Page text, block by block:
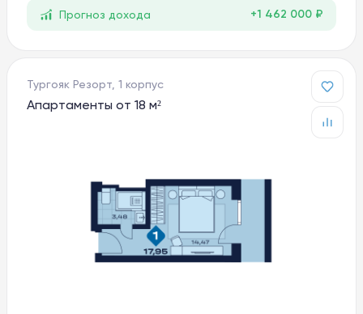
Прогноз дохода +1 462 000 ₽
Тургояк Резорт, 1 корпус
Апартаменты от 18 м²